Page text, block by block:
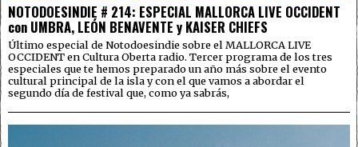
NOTODOESINDIE # 214: ESPECIAL MALLORCA LIVE OCCIDENT
con UMBRA, LEÓN BENAVENTE y KAISER CHIEFS
Último especial de Notodoesindie sobre el MALLORCA LIVE
OCCIDENT en Cultura Oberta radio. Tercer programa de los tres
especiales que te hemos preparado un año más sobre el evento
cultural principal de la isla y con el que vamos a abordar el
segundo día de festival que, como ya sabrás,